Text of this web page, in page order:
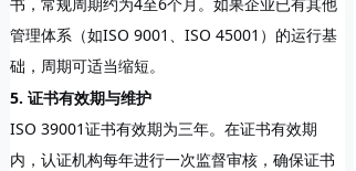
管理体系（如ISO 9001、ISO 45001）的运行基
础，周期可适当缩短。
5. 证书有效期与维护
ISO 39001证书有效期为三年。在证书有效期
内，认证机构每年进行一次监督审核 ，确保证书